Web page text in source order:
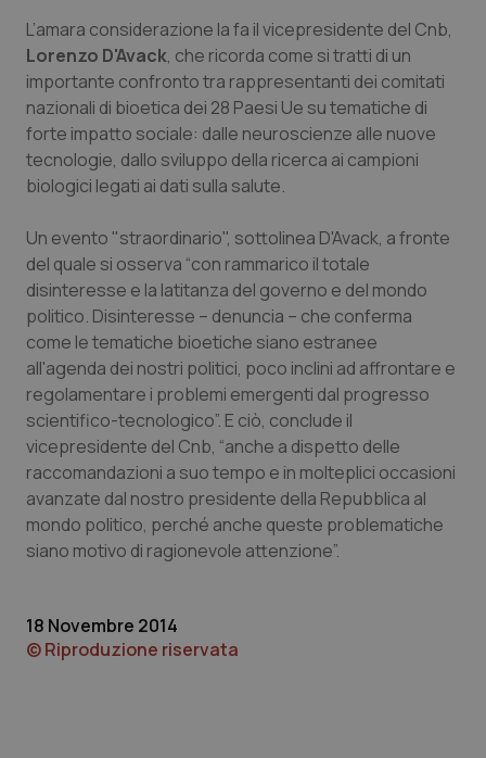
Lazio
Liguria
Lombardia
Marche
Molise
Piemonte
Provincia Autonoma di Bolzano
Provincia Autonoma di Trento
Puglia
Sardegna
Toscana
Diabete & glucometri
Disturbi dell’umore
Dolore
Donna & Salute
Epatiti
HIV
Infezioni & Febbre
Ipertensione & Scompenso
Malattie rare
Malattia di Crohn & Rettocolite Ulcerosa
Obesità
L’amara considerazione la fa il vicepresidente del Cnb,
Lorenzo D'Avack, che ricorda come si tratti di un
importante confronto tra rappresentanti dei comitati
nazionali di bioetica dei 28 Paesi Ue su tematiche di
forte impatto sociale: dalle neuroscienze alle nuove
tecnologie, dallo sviluppo della ricerca ai campioni
biologici legati ai dati sulla salute.
Un evento "straordinario", sottolinea D'Avack, a fronte
del quale si osserva “con rammarico il totale
disinteresse e la latitanza del governo e del mondo
politico. Disinteresse – denuncia – che conferma
come le tematiche bioetiche siano estranee
all'agenda dei nostri politici, poco inclini ad affrontare e
regolamentare i problemi emergenti dal progresso
scientifico-tecnologico”. E ciò, conclude il
vicepresidente del Cnb, “anche a dispetto delle
raccomandazioni a suo tempo e in molteplici occasioni
avanzate dal nostro presidente della Repubblica al
mondo politico, perché anche queste problematiche
siano motivo di ragionevole attenzione”.
18 Novembre 2014
© Riproduzione riservata